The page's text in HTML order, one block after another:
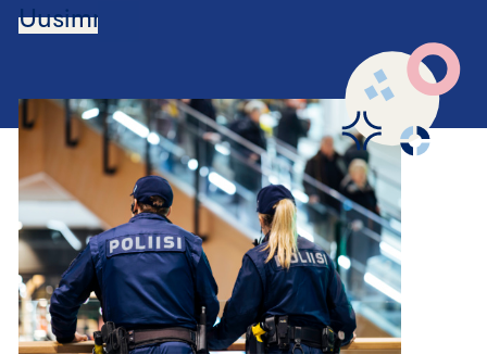
Uusimmat